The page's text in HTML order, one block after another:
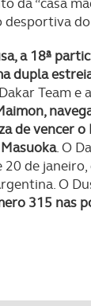
as
quando tal se
dos
bloqueio de
pode ter
no
desportiva
a 18ª
dupla
Team e
de vencer o
. O
20 de
O
315 nas